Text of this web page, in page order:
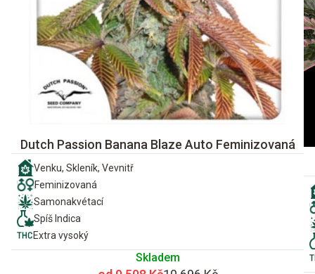
Dutch Passion Banana Blaze Auto Feminizovaná
Venku, Skleník, Vevnitř
Feminizovaná
Samonakvétací
Spíš Indica
Extra vysoký
Skladem